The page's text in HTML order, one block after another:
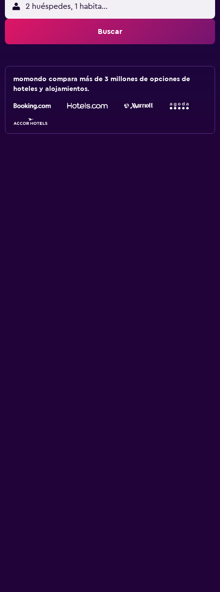
2 huéspedes, 1 habitación
Buscar
momondo compara más de 3 millones de opciones de
hoteles y alojamientos.